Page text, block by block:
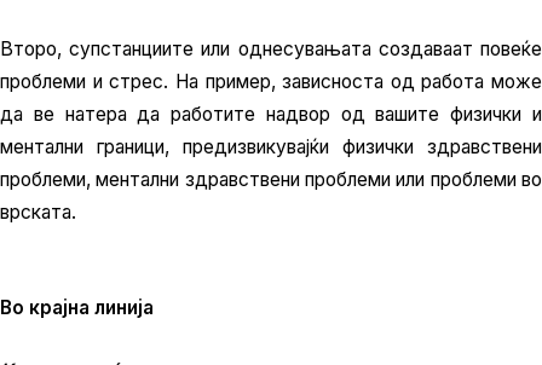
Второ, супстанциите или однесувањата создаваат повеќе
проблеми и стрес. На пример, зависноста од работа може
да ве натера да работите надвор од вашите физички и
ментални граници, предизвикувајќи физички здравствени
проблеми, ментални здравствени проблеми или проблеми во
врската.
Во крајна линија